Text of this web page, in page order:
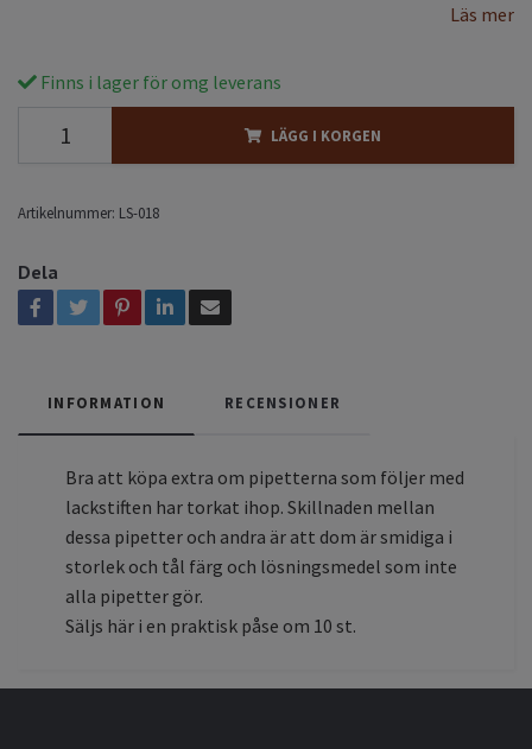
Läs mer
Finns i lager för omg leverans
LÄGG I KORGEN
Artikelnummer: LS-018
Dela
INFORMATION RECENSIONER
Bra att köpa extra om pipetterna som följer med
lackstiften har torkat ihop. Skillnaden mellan
dessa pipetter och andra är att dom är smidiga i
storlek och tål färg och lösningsmedel som inte
alla pipetter gör.
Säljs här i en praktisk påse om 10 st.